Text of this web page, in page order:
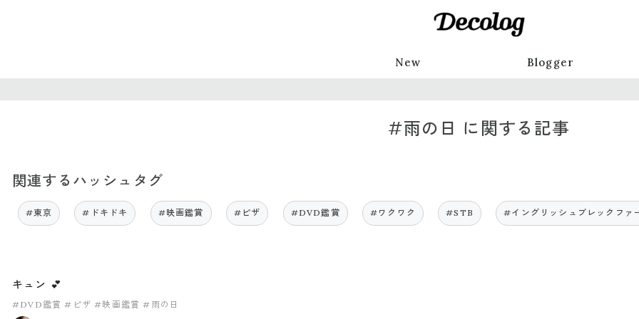
New Blogger
#雨の日 に関する記事
関連するハッシュタグ
#東京 #ドキドキ #映画鑑賞 #ピザ #DVD鑑賞 #ワクワク #STB #イングリッシュブレックファ
キュン 💕
#DVD鑑賞 #ピザ #映画鑑賞 #雨の日